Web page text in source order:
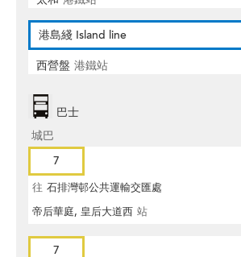
港島綫 Island line
西營盤 港鐵站
巴士
城巴
7
往 石排灣邨公共運輸交匯處
帝后華庭, 皇后大道西 站
7